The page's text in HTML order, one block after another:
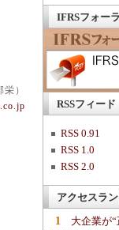
）
IFRSフォー
RSSフィード
RSS 0.91
RSS 1.0
RSS 2.0
アクセスラ
1 大企業が